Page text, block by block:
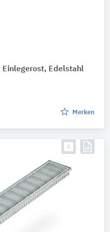
Einlegerost, Edelstahl
Merken